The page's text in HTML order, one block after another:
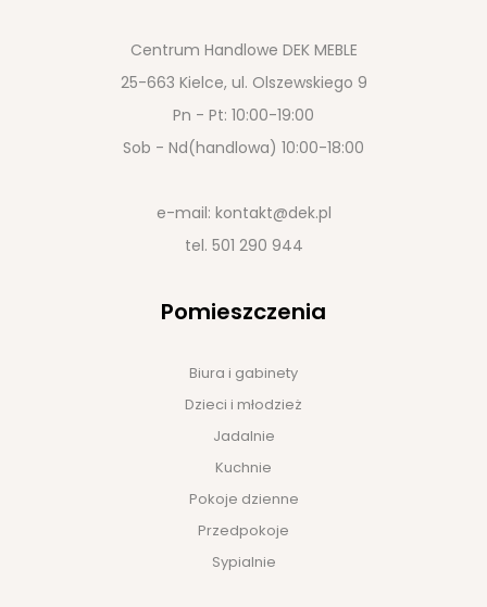
Centrum Handlowe DEK MEBLE
25-663 Kielce, ul. Olszewskiego 9
Pn - Pt: 10:00-19:00
Sob - Nd(handlowa) 10:00-18:00
e-mail: kontakt@dek.pl
tel. 501 290 944
Pomieszczenia
Biura i gabinety
Dzieci i młodzież
Jadalnie
Kuchnie
Pokoje dzienne
Przedpokoje
Sypialnie